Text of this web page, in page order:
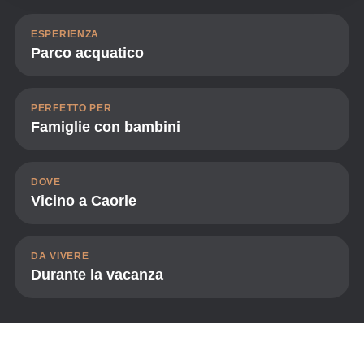
ESPERIENZA
Parco acquatico
PERFETTO PER
Famiglie con bambini
DOVE
Vicino a Caorle
DA VIVERE
Durante la vacanza